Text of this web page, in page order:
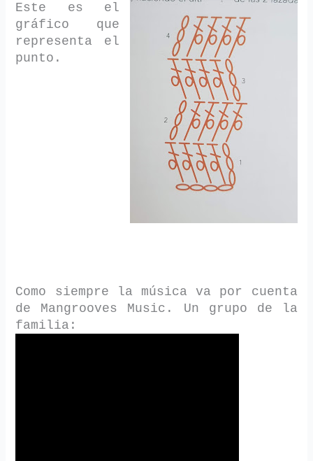
Este es el
gráfico que
representa el
punto.
Como siempre la música va por cuenta
de Mangrooves Music. Un grupo de la
familia: